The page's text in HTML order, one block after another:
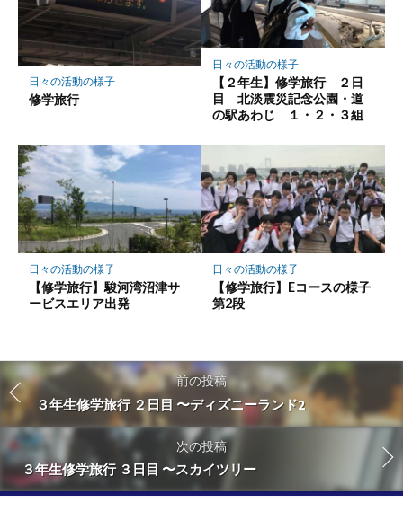
日々の活動の様子
修学旅行
日々の活動の様子
【２年生】修学旅行 ２日
目 北淡震災記念公園・道
の駅あわじ １・２・３組
日々の活動の様子
【修学旅行】駿河湾沼津サ
ービスエリア出発
日々の活動の様子
【修学旅行】Eコースの様子
第2段
前の投稿
３年生修学旅行 ２日目 〜ディズニーランド2
次の投稿
３年生修学旅行 ３日目 〜スカイツリー